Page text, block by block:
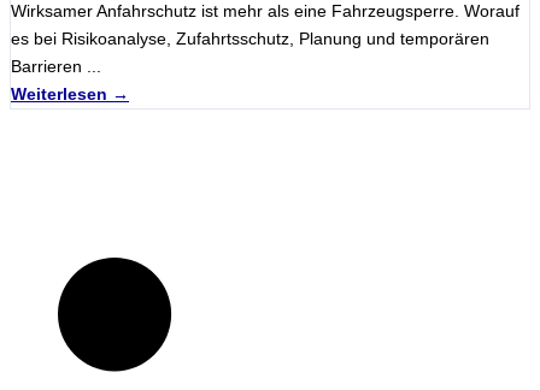
Wirksamer Anfahrschutz ist mehr als eine Fahrzeugsperre. Worauf
es bei Risikoanalyse, Zufahrtsschutz, Planung und temporären
Barrieren ...
Weiterlesen →